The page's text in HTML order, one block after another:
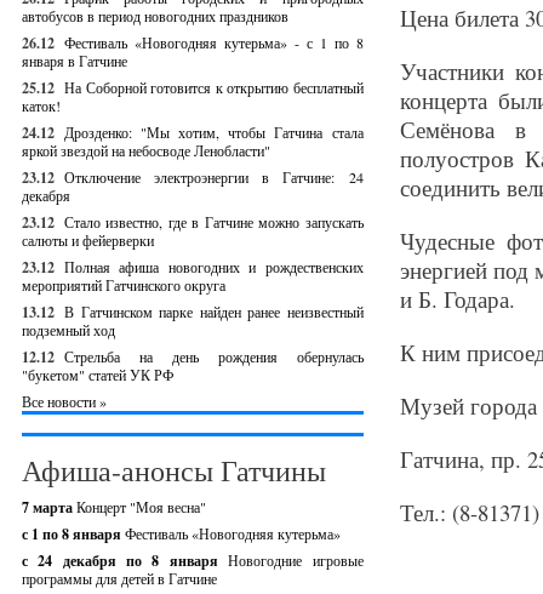
автобусов в период новогодних праздников
26.12 Фестиваль «Новогодняя кутерьма» - с 1 по 8
января в Гатчине
25.12 На Соборной готовится к открытию бесплатный
каток!
24.12 Дрозденко: "Мы хотим, чтобы Гатчина стала
яркой звездой на небосводе Ленобласти"
23.12 Отключение электроэнергии в Гатчине: 24
декабря
23.12 Стало известно, где в Гатчине можно запускать
салюты и фейерверки
23.12 Полная афиша новогодних и рождественских
мероприятий Гатчинского округа
13.12 В Гатчинском парке найден ранее неизвестный
подземный ход
12.12 Стрельба на день рождения обернулась
"букетом" статей УК РФ
Все новости »
Афиша-анонсы Гатчины
7 мартаКонцерт "Моя весна"
с 1 по 8 января Фестиваль «Новогодняя кутерьма»
с 24 декабря по 8 январяНовогодние игровые
программы для детей в Гатчине
Цена билета
Участники
концерта
Семёнова в
полуостров
соединить
Чудесные
энергией
и Б. Годара.
К ним
Музей
Гатчина, пр.
Тел.: (8-